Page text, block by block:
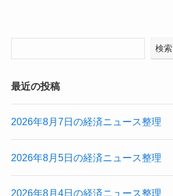
検索
最近の投稿
2026年8月7日の経済ニュース整理
2026年8月5日の経済ニュース整理
2026年8月4日の経済ニュース整理